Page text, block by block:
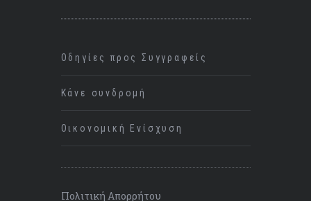
Οδηγίες προς Συγγραφείς
Κάνε συνδρομή
Οικονομική Ενίσχυση
Πολιτική Απορρήτου